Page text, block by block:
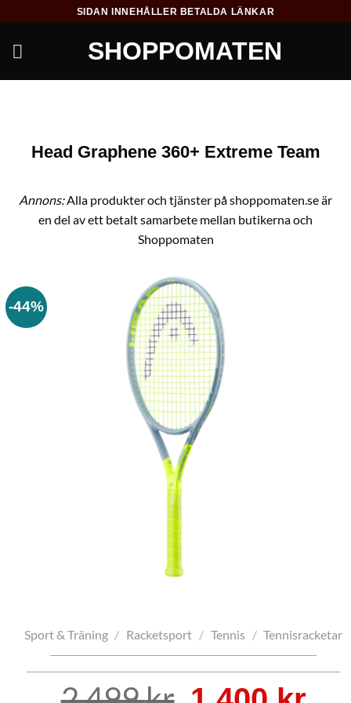
content
SIDAN INNEHÅLLER BETALDA LÄNKAR
SHOPPOMATEN
Head Graphene 360+ Extreme Team
Annons:Alla produkter och tjänster på shoppomaten.se är
en del av ett betalt samarbete mellan butikerna och
Shoppomaten
-44%
Sport & Träning / Racketsport / Tennis / Tennisracketar